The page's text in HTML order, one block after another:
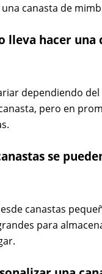
canasta de
lleva hacer una
dependiendo
pero en
se
canastas
para